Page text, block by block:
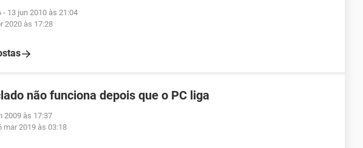
- 13 jun 2010 às 21:04
2020 às 17:28
não funciona depois que o PC liga
2009 às 17:37
mar 2019 às 03:18